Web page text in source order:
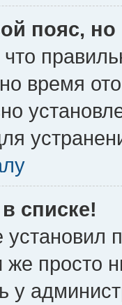
пояс,
время
списке!
установил
просто
у